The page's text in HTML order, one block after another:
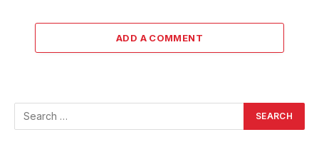
ADD A COMMENT